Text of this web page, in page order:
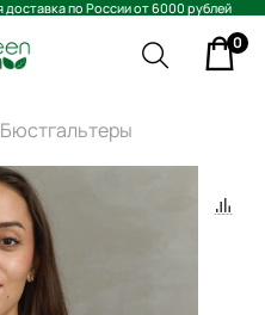
по России от 6000 рублей
0
Бюстгальтеры